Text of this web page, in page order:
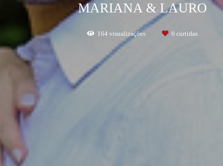
MARIANA & LAURO
164 visualizações 0 curtidas